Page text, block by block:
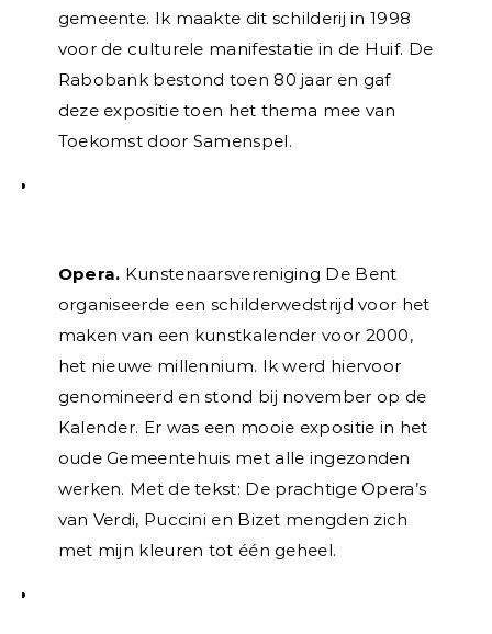
gemeente. Ik maakte dit schilderij in 1998
voor de culturele manifestatie in de Huif. De
Rabobank bestond toen 80 jaar en gaf
deze expositie toen het thema mee van
Toekomst door Samenspel.
Opera. Kunstenaarsvereniging De Bent
organiseerde een schilderwedstrijd voor het
maken van een kunstkalender voor 2000,
het nieuwe millennium. Ik werd hiervoor
genomineerd en stond bij november op de
Kalender. Er was een mooie expositie in het
oude Gemeentehuis met alle ingezonden
werken. Met de tekst: De prachtige Opera’s
van Verdi, Puccini en Bizet mengden zich
met mijn kleuren tot één geheel.